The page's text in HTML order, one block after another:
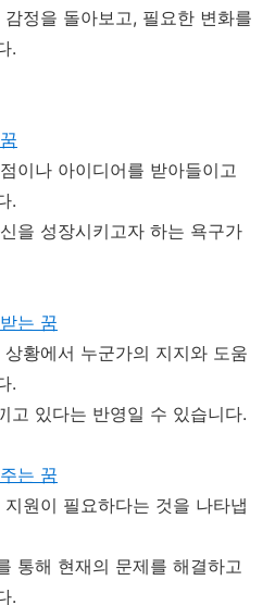
정을 돌아보고, 필요한 변화를
.
이나 아이디어를 받아들이고
.
을 성장시키고자 하는 욕구가
는 꿈
황에서 누군가의 지지와 도움
.
고 있다는 반영일 수 있습니다.
는 꿈
원이 필요하다는 것을 나타냅
통해 현재의 문제를 해결하고
.